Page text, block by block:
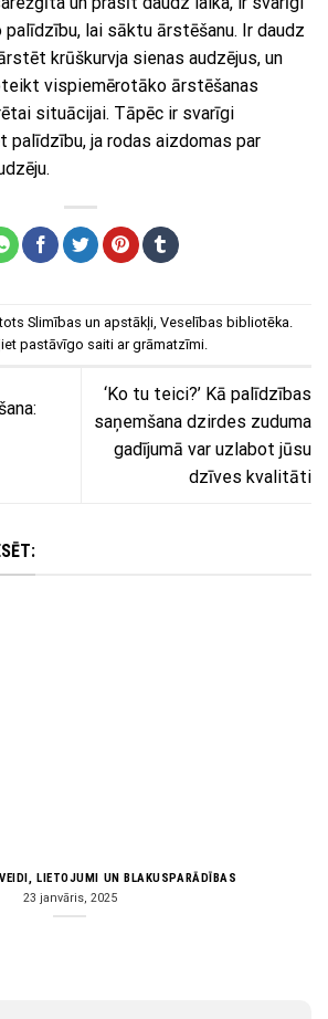
lai sāktu ārstēšanu. Ir daudz
krūškurvja sienas audzējus, un
vispiemērotāko ārstēšanas
situācijai. Tāpēc ir svarīgi
palīdzību, ja rodas aizdomas par
Slimības un apstākļi, Veselības bibliotēka.
pastāvīgo saiti ar grāmatzīmi.
‘Ko tu teici?’ Kā palīdzības
saņemšana dzirdes zuduma
gadījumā var uzlabot jūsu
dzīves kvalitāti
LIETOJUMI UN BLAKUSPARĀDĪBAS
23 janvāris, 2025